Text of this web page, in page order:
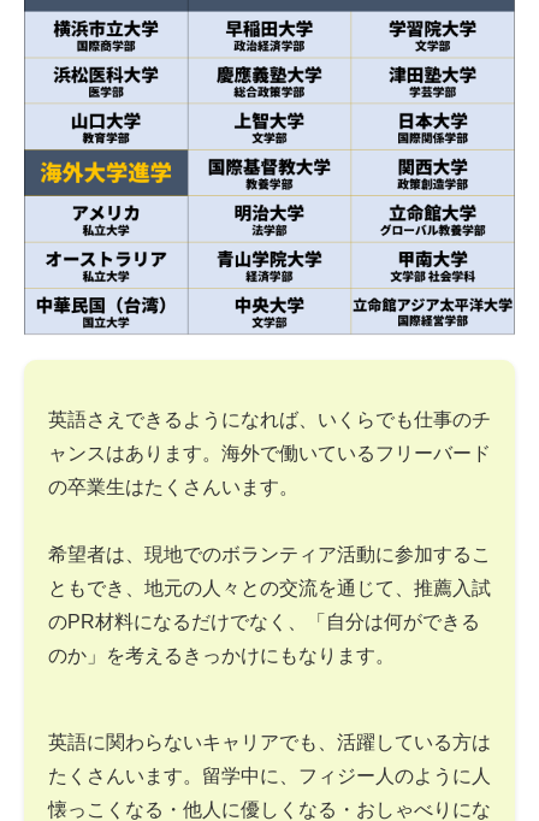
英語さえできるようになれば、いくらでも仕事のチ
ャンスはあります。海外で働いているフリーバード
の卒業生はたくさんいます。
希望者は、現地でのボランティア活動に参加するこ
ともでき、地元の人々との交流を通じて、推薦入試
のPR材料になるだけでなく、「自分は何ができる
のか」を考えるきっかけにもなります。
英語に関わらないキャリアでも、活躍している方は
たくさんいます。留学中に、フィジー人のように人
懐っこくなる・他人に優しくなる・おしゃべりにな